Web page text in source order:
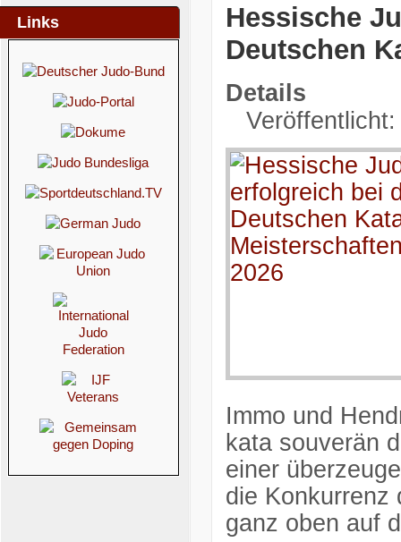
Links
Hessische
Deutschen
Details
Immo und
kata souverän
einer
die Konkurrenz
ganz oben auf